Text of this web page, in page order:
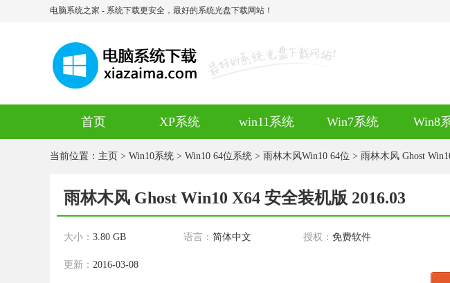
电脑系统之家 - 系统下载更安全，最好的系统光盘下载网站！
首页 XP系统 win11系统 Win7系统 Win8
当前位置： 主页 > Win10系统 > Win10 64位系统 > 雨林木风Win10 64位 > 雨林木风 Ghost
雨林木风 Ghost Win10 X64 安全装机版 2016.03
大小： 3.80 GB 语言： 简体中文 授权： 免费软件
更新： 2016-03-08